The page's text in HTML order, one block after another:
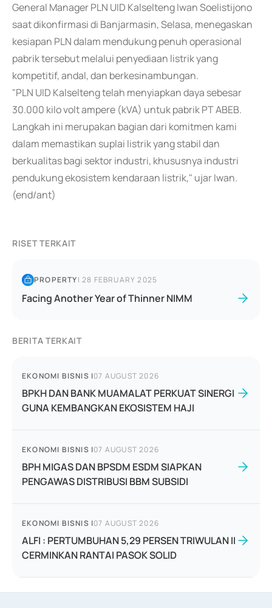
General Manager PLN UID Kalselteng Iwan Soelistijono
saat dikonfirmasi di Banjarmasin, Selasa, menegaskan
kesiapan PLN dalam mendukung penuh operasional
pabrik tersebut melalui penyediaan listrik yang
kompetitif, andal, dan berkesinambungan.
"PLN UID Kalselteng telah menyiapkan daya sebesar
30.000 kilo volt ampere (kVA) untuk pabrik PT ABEB.
Langkah ini merupakan bagian dari komitmen kami
dalam memastikan suplai listrik yang stabil dan
berkualitas bagi sektor industri, khususnya industri
pendukung ekosistem kendaraan listrik," ujar Iwan.
(end/ant)
RISET TERKAIT
PROPERTY|28 FEBRUARY 2025
Facing Another Year of Thinner NIMM
BERITA TERKAIT
EKONOMI BISNIS |07 AUGUST 2026
BPKH DAN BANK MUAMALAT PERKUAT SINERGI
GUNA KEMBANGKAN EKOSISTEM HAJI
EKONOMI BISNIS |07 AUGUST 2026
BPH MIGAS DAN BPSDM ESDM SIAPKAN
PENGAWAS DISTRIBUSI BBM SUBSIDI
EKONOMI BISNIS |07 AUGUST 2026
ALFI : PERTUMBUHAN 5,29 PERSEN TRIWULAN II
CERMINKAN RANTAI PASOK SOLID